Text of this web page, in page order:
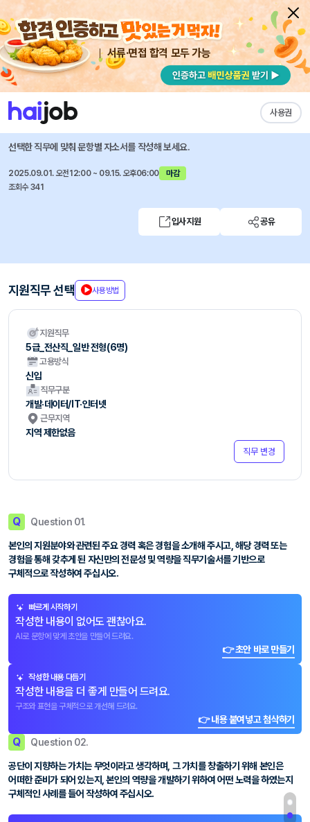
서류·면접 합격 모두 가능
사용권
채용공고 자소서 자유항목 자소서 내 작성목록
공무원연금공단 즐겨찾기
2025년 신규직원(전산직) 채용공고
선택한 직무에 맞춰 문항별 자소서를 작성해 보세요.
2025.09.01. 오전12:00 ~ 09.15. 오후06:00
마감
조회수 341
입사지원 공유
지원직무 선택 사용방법
지원직무
5급_전산직_일반 전형(6명)
고용방식
신입
직무구분
개발·데이터/IT·인터넷
근무지역
지역 제한없음
직무 변경
Q Question 01.
본인의 지원분야와 관련된 주요 경력 혹은 경험을 소개해 주시고, 해당 경력 또는
경험을 통해 갖추게 된 자신만의 전문성 및 역량을 직무기술서를 기반으로
구체적으로 작성하여 주십시오.
빠르게 시작하기
작성한 내용이 없어도 괜찮아요.
AI로 문항에 맞게 초안을 만들어 드려요.
👉 초안 바로 만들기
작성한 내용 다듬기
작성한 내용을 더 좋게 만들어 드려요.
구조와 표현을 구체적으로 개선해 드려요.
👉 내용 붙여넣고 첨삭하기
Q Question 02.
공단이 지향하는 가치는 무엇이라고 생각하며, 그 가치를 창출하기 위해 본인은
어떠한 준비가 되어 있는지, 본인의 역량을 개발하기 위하여 어떤 노력을 하였는지
구체적인 사례를 들어 작성하여 주십시오.